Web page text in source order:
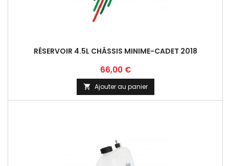
RÉSERVOIR 4.5L CHÂSSIS MINIME-CADET 2018
Prix
66,00 €
 Ajouter au panier